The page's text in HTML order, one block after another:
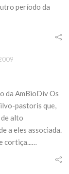
21 de Julho de
período da
da AmBioDiv Os
pastoris que,
alto
a eles associada.
cortiça...…